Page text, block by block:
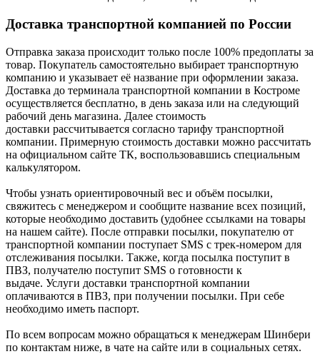
Доставка транспортной компанией по России
Отправка заказа происходит только после 100% предоплаты за
товар. Покупатель самостоятельно выбирает транспортную
компанию и указывает её название при оформлении заказа.
Доставка до терминала транспортной компании в Костроме
осуществляется бесплатно, в день заказа или на следующий
рабочий день магазина. Далее стоимость
доставки рассчитывается согласно тарифу транспортной
компании. Примерную стоимость доставки можно рассчитать
на официальном сайте ТК, воспользовавшись специальным
калькулятором.
Чтобы узнать ориентировочный вес и объём посылки,
свяжитесь с менеджером и сообщите название всех позиций,
которые необходимо доставить (удобнее ссылками на товары
на нашем сайте). После отправки посылки, покупателю от
транспортной компании поступает SMS с трек-номером для
отслеживания посылки. Также, когда посылка поступит в
ПВЗ, получателю поступит SMS о готовности к
выдаче. Услуги доставки транспортной компании
оплачиваются в ПВЗ, при получении посылки. При себе
необходимо иметь паспорт.
По всем вопросам можно обращаться к менеджерам Шинбери
по контактам ниже, в чате на сайте или в социальных сетях.